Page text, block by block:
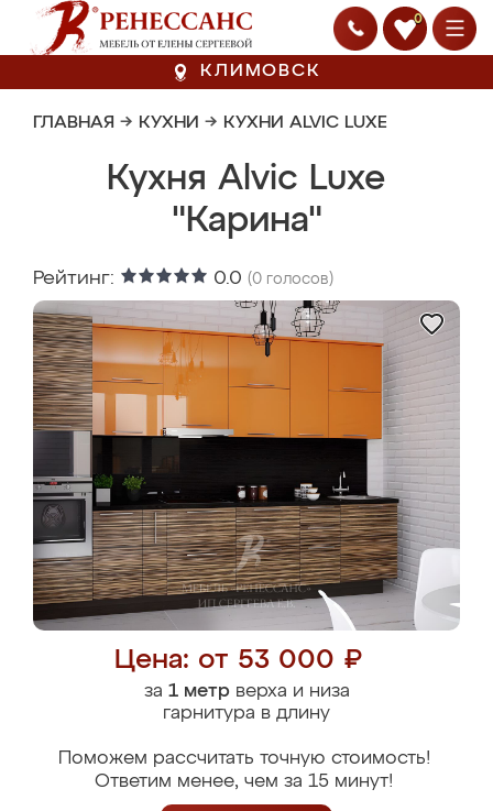
0
КЛИМОВСК
ГЛАВНАЯ → КУХНИ → КУХНИ ALVIC LUXE
Кухня Alvic Luxe
"Карина"
Рейтинг: 0.0 (0 голосов)
Цена: от 53 000 ₽
за 1 метрверха и низа
гарнитура в длину
Поможем рассчитать точную стоимость!
Ответим менее, чем за 15 минут!